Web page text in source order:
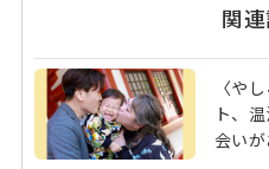
関
〈や
ト、
会い